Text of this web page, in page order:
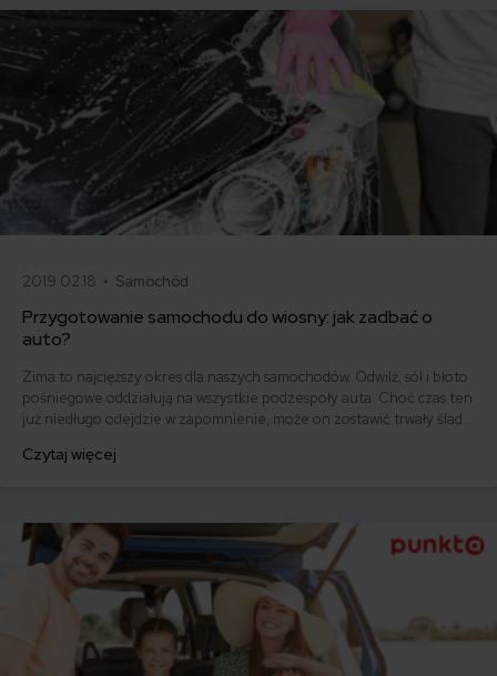
2019.02.18 • Samochód
Przygotowanie samochodu do wiosny: jak zadbać o
auto?
Zima to najcięższy okres dla naszych samochodów. Odwilż, sól i błoto
pośniegowe oddziałują na wszystkie podzespoły auta. Choć czas ten
już niedługo odejdzie w zapomnienie, może on zostawić trwały ślad
wiosenne porządki, warto pamiętać także o naszym pojeździe. Jak
Czytaj więcej